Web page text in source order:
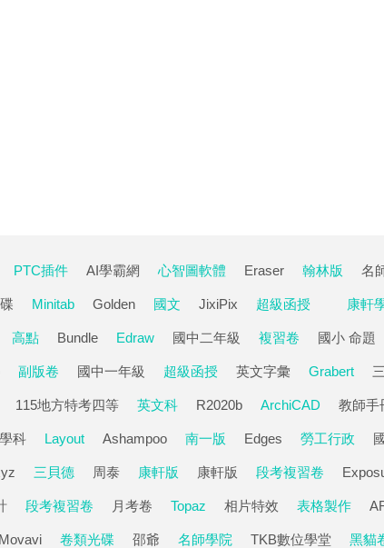
PTC插件 AI學霸網 心智圖軟體 Eraser 翰林版 名
Minitab Golden 國文 JixiPix 超級函授 康軒
高點 Bundle Edraw 國中二年級 複習卷 國小 命題
副版卷 國中一年級 超級函授 英文字彙 Grabert
115地方特考四等 英文科 R2020b ArchiCAD 教師手
科 Layout Ashampoo 南一版 Edges 勞工行政
三貝德 周泰 康軒版 康軒版 段考複習卷
段考複習卷 月考卷 Topaz 相片特效 表格製作
Movavi 卷類光碟 邵爺 名師學院 TKB數位學堂 黑貓